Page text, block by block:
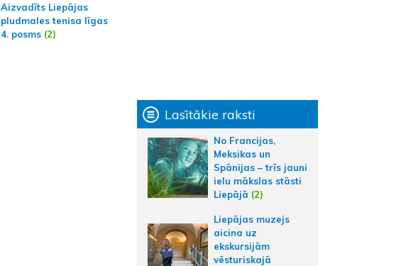
Aizvadīts Liepājas
pludmales tenisa līgas
4. posms (2)
Lasītākie raksti
No Francijas,
Meksikas un
Spānijas – trīs jauni
ielu mākslas stāsti
Liepājā (2)
Liepājas muzejs
aicina uz
ekskursijām
vēsturiskajā